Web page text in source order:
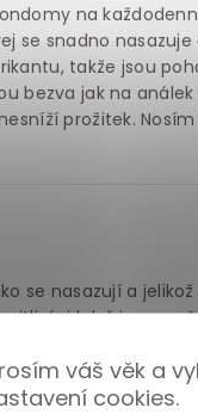
váš věk a
cookies.
na
se snadno
takže jsou
bezva jak na
prožitek.
se nasazují a
i když jsou o
taková ta
nalubrikovaný o to